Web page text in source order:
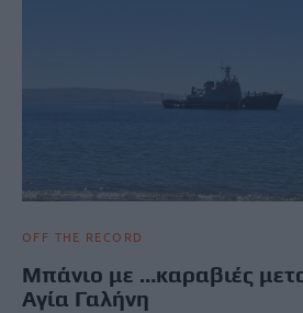
OFF THE RECORD
Μπάνιο με …καραβιές
Αγία Γαλήνη